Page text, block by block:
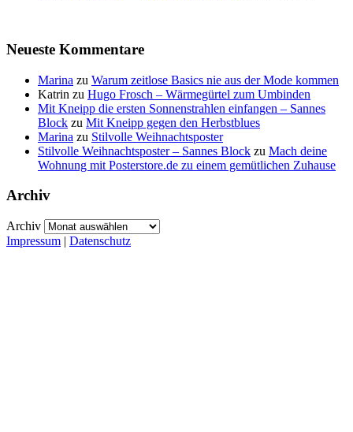
Neueste Kommentare
Marina zu Warum zeitlose Basics nie aus der Mode kommen
Katrin zu Hugo Frosch – Wärmegürtel zum Umbinden
Mit Kneipp die ersten Sonnenstrahlen einfangen – Sannes
Block zu Mit Kneipp gegen den Herbstblues
Marina zu Stilvolle Weihnachtsposter
Stilvolle Weihnachtsposter – Sannes Block zu Mach deine
Wohnung mit Posterstore.de zu einem gemütlichen Zuhause
Archiv
Archiv
Impressum | Datenschutz